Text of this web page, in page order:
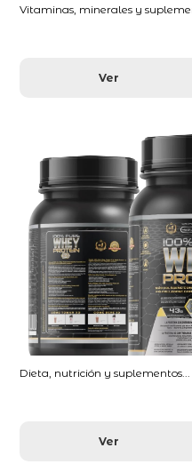
Vitaminas, minerales y
Ver
Dieta, nutrición y suplementos...
Ver